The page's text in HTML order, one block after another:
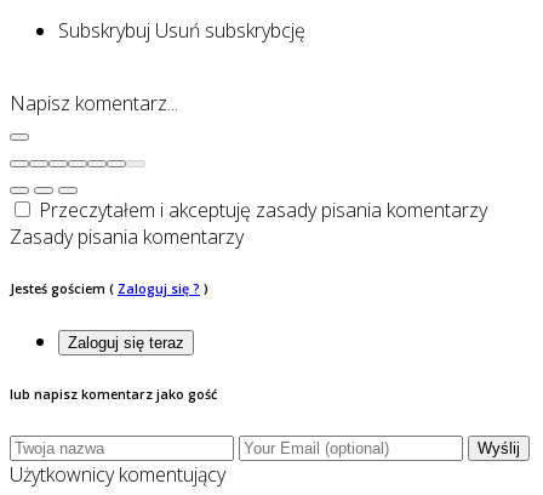
Subskrybuj Usuń subskrybcję
Napisz komentarz...
Przeczytałem i akceptuję zasady pisania komentarzy
Zasady pisania komentarzy
Jesteś gościem ( Zaloguj się ? )
Zaloguj się teraz
lub napisz komentarz jako gość
Wyślij
Użytkownicy komentujący